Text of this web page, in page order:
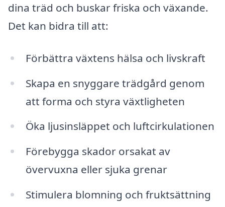
dina träd och buskar friska och växande.
Det kan bidra till att:
Förbättra växtens hälsa och livskraft
Skapa en snyggare trädgård genom
att forma och styra växtligheten
Öka ljusinsläppet och luftcirkulationen
Förebygga skador orsakat av
övervuxna eller sjuka grenar
Stimulera blomning och fruktsättning